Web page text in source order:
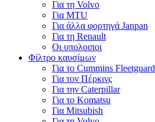
Για τη Volvo
Για MTU
Για άλλα φορτηγά Janpan
Για τη Renault
Οι υπολοιποι
Φίλτρο καυσίμων
Για το Cummins Fleetguard
Για τον Πέρκινς
Για την Caterpillar
Για το Komatsu
Για Mitsubish